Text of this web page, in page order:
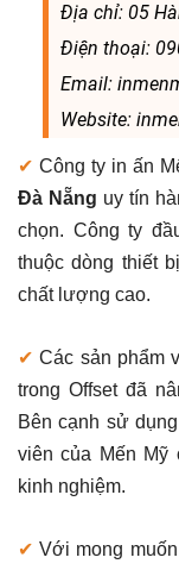
Địa chỉ: 05
Điện thoại:
Email:
Website:
✔Công ty in ấn
Đà Nẵng uy tín
chọn. Công ty
thuộc dòng thiết
chất lượng cao.
✔Các sản phẩm
trong Offset đã
Bên cạnh sử
viên của Mến Mỹ
kinh nghiệm.
✔Với mong